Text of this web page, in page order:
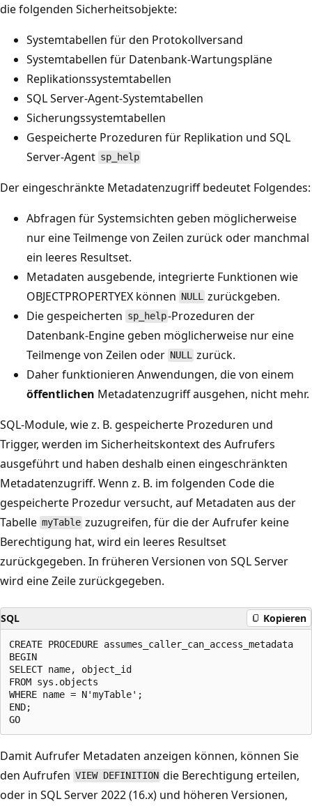
die folgenden Sicherheitsobjekte:
Systemtabellen für den Protokollversand
Systemtabellen für Datenbank-Wartungspläne
Replikationssystemtabellen
SQL Server-Agent-Systemtabellen
Sicherungssystemtabellen
Gespeicherte Prozeduren für Replikation und SQL
Server-Agent sp_help
Der eingeschränkte Metadatenzugriff bedeutet Folgendes:
Abfragen für Systemsichten geben möglicherweise
nur eine Teilmenge von Zeilen zurück oder manchmal
ein leeres Resultset.
Metadaten ausgebende, integrierte Funktionen wie
OBJECTPROPERTYEX können NULL zurückgeben.
Die gespeicherten sp_help-Prozeduren der
Datenbank-Engine geben möglicherweise nur eine
Teilmenge von Zeilen oder NULL zurück.
Daher funktionieren Anwendungen, die von einem
öffentlichen Metadatenzugriff ausgehen, nicht mehr.
SQL-Module, wie z. B. gespeicherte Prozeduren und
Trigger, werden im Sicherheitskontext des Aufrufers
ausgeführt und haben deshalb einen eingeschränkten
Metadatenzugriff. Wenn z. B. im folgenden Code die
gespeicherte Prozedur versucht, auf Metadaten aus der
Tabelle myTable zuzugreifen, für die der Aufrufer keine
Berechtigung hat, wird ein leeres Resultset
zurückgegeben. In früheren Versionen von SQL Server
wird eine Zeile zurückgegeben.
SQL Kopieren
CREATE PROCEDURE assumes_caller_can_access_metadata
BEGIN
SELECT name, object_id
FROM sys.objects
WHERE name = N'myTable';
END;
Damit Aufrufer Metadaten anzeigen können, können Sie
den Aufrufen VIEW DEFINITION die Berechtigung erteilen,
oder in SQL Server 2022 (16.x) und höheren Versionen,